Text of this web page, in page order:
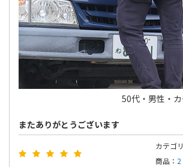
50代・男性・
またありがとうございます
カテゴ
商品：